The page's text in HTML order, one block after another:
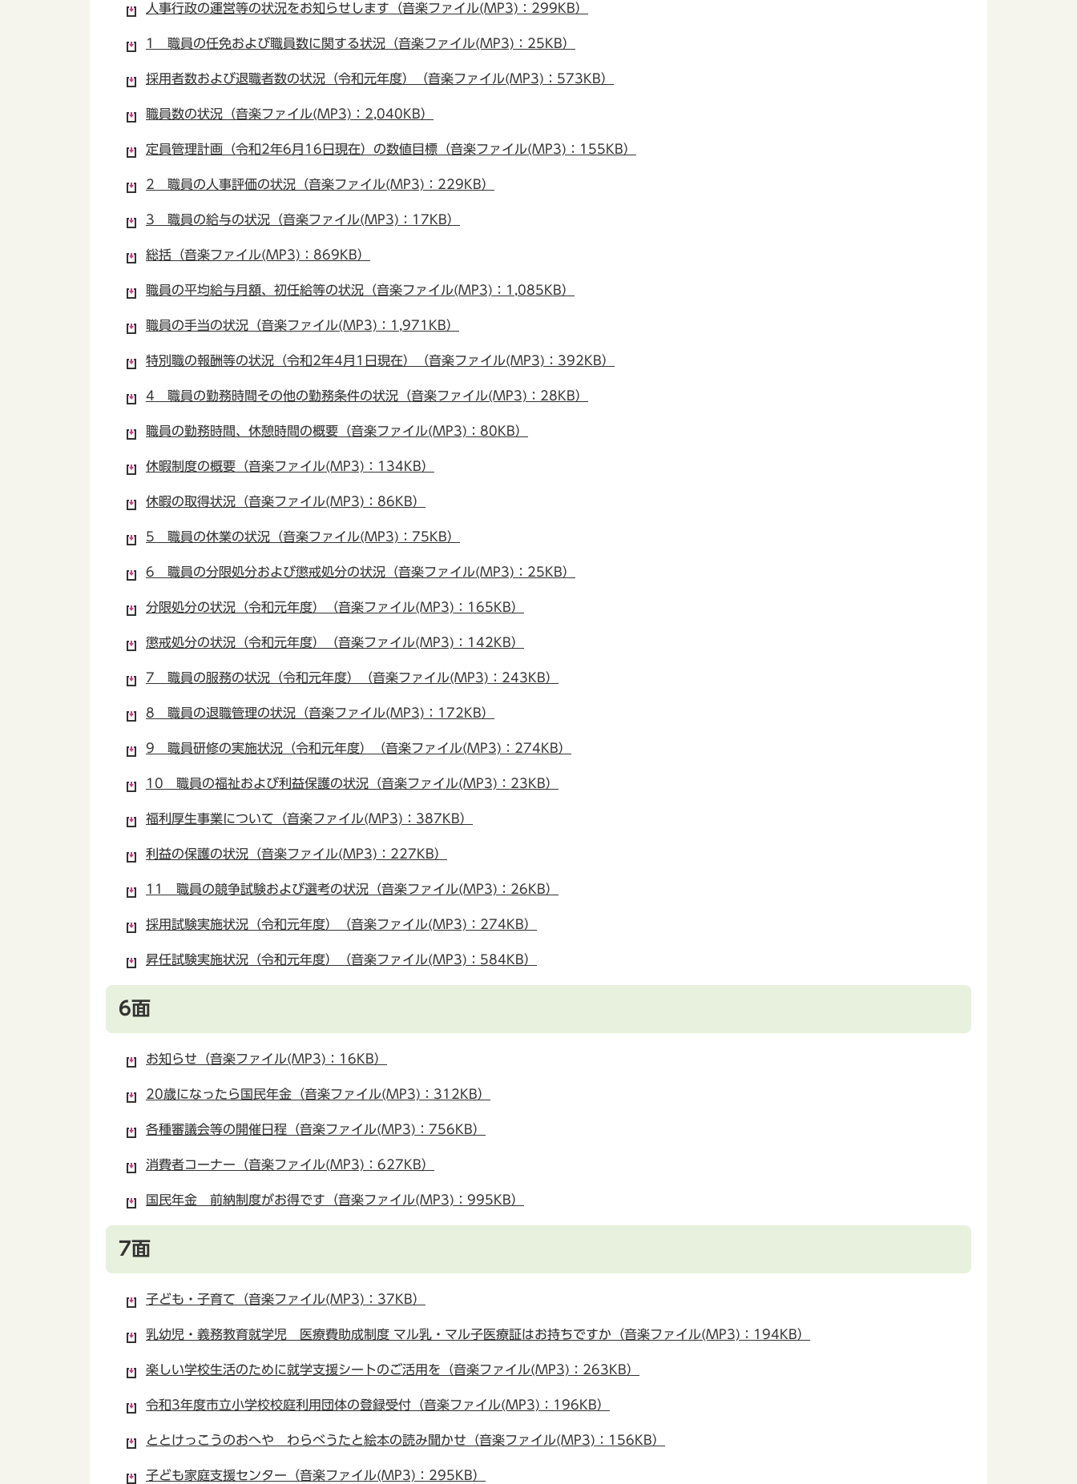
人事行政の運営等の状況をお知らせします（音楽ファイル(MP3)：299KB）
1 職員の任免および職員数に関する状況（音楽ファイル(MP3)：25KB）
採用者数および退職者数の状況（令和元年度）（音楽ファイル(MP3)：573KB）
職員数の状況（音楽ファイル(MP3)：2,040KB）
定員管理計画（令和2年6月16日現在）の数値目標（音楽ファイル(MP3)：155KB）
2 職員の人事評価の状況（音楽ファイル(MP3)：229KB）
3 職員の給与の状況（音楽ファイル(MP3)：17KB）
総括（音楽ファイル(MP3)：869KB）
職員の平均給与月額、初任給等の状況（音楽ファイル(MP3)：1,085KB）
職員の手当の状況（音楽ファイル(MP3)：1,971KB）
特別職の報酬等の状況（令和2年4月1日現在）（音楽ファイル(MP3)：392KB）
4 職員の勤務時間その他の勤務条件の状況（音楽ファイル(MP3)：28KB）
職員の勤務時間、休憩時間の概要（音楽ファイル(MP3)：80KB）
休暇制度の概要（音楽ファイル(MP3)：134KB）
休暇の取得状況（音楽ファイル(MP3)：86KB）
5 職員の休業の状況（音楽ファイル(MP3)：75KB）
6 職員の分限処分および懲戒処分の状況（音楽ファイル(MP3)：25KB）
分限処分の状況（令和元年度）（音楽ファイル(MP3)：165KB）
懲戒処分の状況（令和元年度）（音楽ファイル(MP3)：142KB）
7 職員の服務の状況（令和元年度）（音楽ファイル(MP3)：243KB）
8 職員の退職管理の状況（音楽ファイル(MP3)：172KB）
9 職員研修の実施状況（令和元年度）（音楽ファイル(MP3)：274KB）
10 職員の福祉および利益保護の状況（音楽ファイル(MP3)：23KB）
福利厚生事業について（音楽ファイル(MP3)：387KB）
利益の保護の状況（音楽ファイル(MP3)：227KB）
11 職員の競争試験および選考の状況（音楽ファイル(MP3)：26KB）
採用試験実施状況（令和元年度）（音楽ファイル(MP3)：274KB）
昇任試験実施状況（令和元年度）（音楽ファイル(MP3)：584KB）
6面
お知らせ（音楽ファイル(MP3)：16KB）
20歳になったら国民年金（音楽ファイル(MP3)：312KB）
各種審議会等の開催日程（音楽ファイル(MP3)：756KB）
消費者コーナー（音楽ファイル(MP3)：627KB）
国民年金 前納制度がお得です（音楽ファイル(MP3)：995KB）
7面
子ども・子育て（音楽ファイル(MP3)：37KB）
乳幼児・義務教育就学児 医療費助成制度 マル乳・マル子医療証はお持ちですか（音楽ファイル(MP3)：194KB）
楽しい学校生活のために就学支援シートのご活用を（音楽ファイル(MP3)：263KB）
令和3年度市立小学校校庭利用団体の登録受付（音楽ファイル(MP3)：196KB）
ととけっこうのおへや わらべうたと絵本の読み聞かせ（音楽ファイル(MP3)：156KB）
子ども家庭支援センター（音楽ファイル(MP3)：295KB）